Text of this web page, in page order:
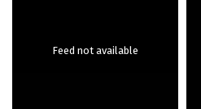
Feed not available